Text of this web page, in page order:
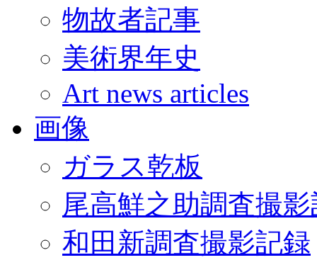
物故者記事
美術界年史
Art news articles
画像
ガラス乾板
尾高鮮之助調査撮
和田新調査撮影記録